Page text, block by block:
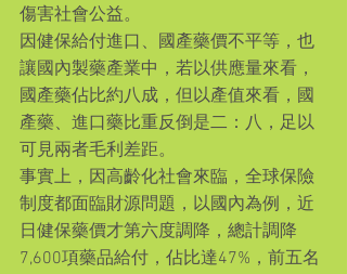
傷害社會公益。
因健保給付進口、國產藥價不平等，也
讓國內製藥產業中，若以供應量來看，
國產藥佔比約八成，但以產值來看，國
產藥、進口藥比重反倒是二：八，足以
可見兩者毛利差距。
事實上，因高齡化社會來臨，全球保險
制度都面臨財源問題，以國內為例，近
日健保藥價才第六度調降，總計調降
7,600項藥品給付，佔比達47%，前五名